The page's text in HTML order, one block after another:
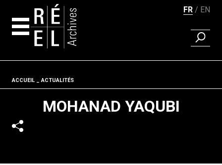
FR EN
Fil d'ariane
ACCUEIL ACTUALITÉS
MOHANAD YAQUBI